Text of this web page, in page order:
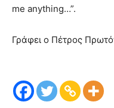
me anything…”.
Γράφει ο Πέτρος